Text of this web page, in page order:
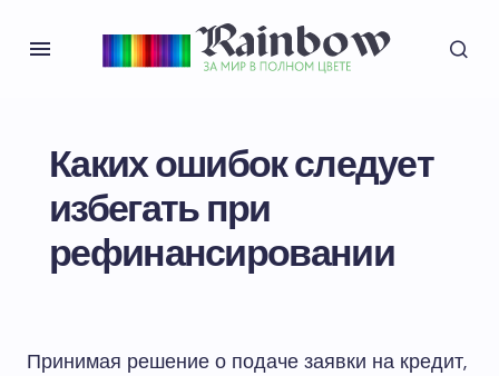
Каких ошибок следует
избегать при
рефинансировании
Принимая решение о подаче заявки на кредит,